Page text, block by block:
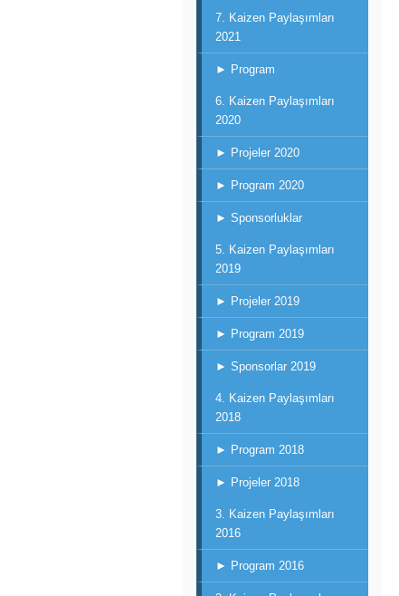
7. Kaizen Paylaşımları
2021
► Program
6. Kaizen Paylaşımları
2020
► Projeler 2020
► Program 2020
► Sponsorluklar
5. Kaizen Paylaşımları
2019
► Projeler 2019
► Program 2019
► Sponsorlar 2019
4. Kaizen Paylaşımları
2018
► Program 2018
► Projeler 2018
3. Kaizen Paylaşımları
2016
► Program 2016